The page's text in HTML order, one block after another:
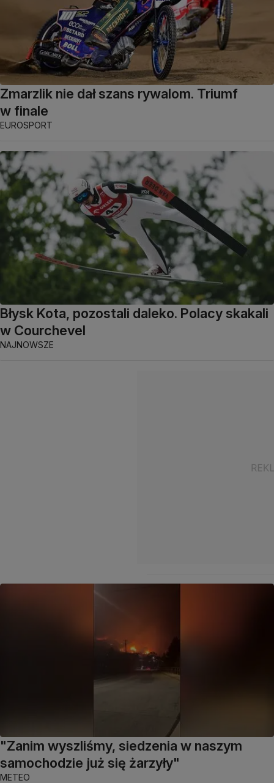
Zmarzlik nie dał szans rywalom. Triumf
w finale
EUROSPORT
Błysk Kota, pozostali daleko. Polacy skakali
w Courchevel
NAJNOWSZE
"Zanim wyszliśmy, siedzenia w naszym
samochodzie już się żarzyły"
METEO